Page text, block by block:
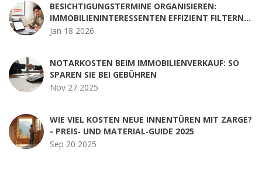
BESICHTIGUNGSTERMINE ORGANISIEREN:
IMMOBILIENINTERESSENTEN EFFIZIENT FILTERN
MIT DIGITALEN TOOLS
Jan 18 2026
NOTARKOSTEN BEIM IMMOBILIENVERKAUF: SO
SPAREN SIE BEI GEBÜHREN
Nov 27 2025
WIE VIEL KOSTEN NEUE INNENTÜREN MIT ZARGE?
- PREIS‑ UND MATERIAL‑GUIDE 2025
Sep 20 2025